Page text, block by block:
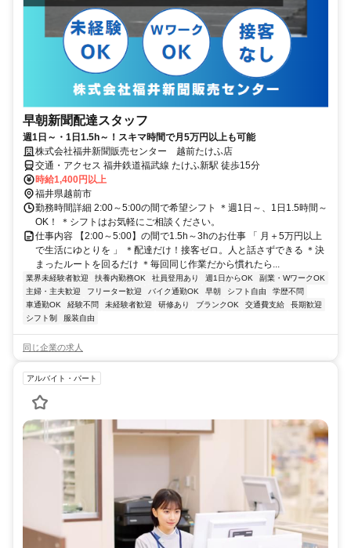
早朝新聞配達スタッフ
週1日～・1日1.5h～！スキマ時間で月5万円以上も可能
株式会社福井新聞販売センター 越前たけふ店
交通・アクセス 福井鉄道福武線 たけふ新駅 徒歩15分
時給1,400円以上
福井県越前市
勤務時間詳細 2:00～5:00の間で希望シフト ＊週1日～、1日1.5時間～
OK！ ＊シフトはお気軽にご相談ください。
仕事内容 【2:00～5:00】の間で1.5h～3hのお仕事 「 月＋5万円以上
で生活にゆとりを 」 ＊配達だけ！接客ゼロ。人と話さずできる ＊決
まったルートを回るだけ ＊毎回同じ作業だから慣れたら...
業界未経験者歓迎 扶養内勤務OK 社員登用あり 週1日からOK
副業・WワークOK
主婦・主夫歓迎
フリーター歓迎 バイク通勤OK 早朝 シフト自由
学歴不問
車通勤OK
経験不問 未経験者歓迎 研修あり ブランクOK 交通費支給
長期歓迎
シフト制
服装自由
同じ企業の求人
アルバイト・パート